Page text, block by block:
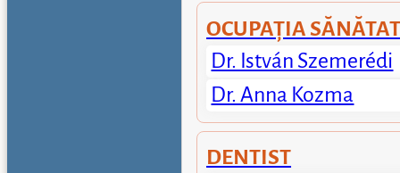
OCUPAȚIA
Dr. István Szemerédi
Dr. Anna Kozma
DENTIST